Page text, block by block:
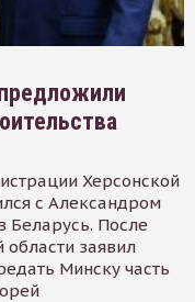
Херсонской
с Александром
Беларусь. После
области заявил
Минску часть